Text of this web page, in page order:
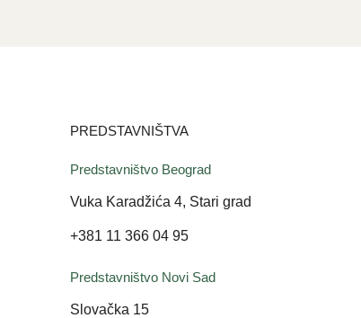
PREDSTAVNIŠTVA
Predstavništvo Beograd
Vuka Karadžića 4, Stari grad
+381 11 366 04 95
Predstavništvo Novi Sad
Slovačka 15